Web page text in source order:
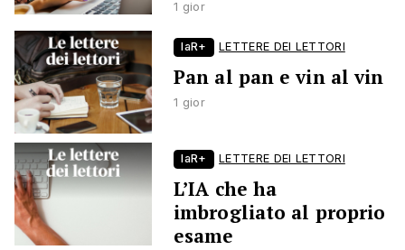
1 gior
laR+ LETTERE DEI LETTORI
Pan al pan e vin al vin
1 gior
laR+ LETTERE DEI LETTORI
L’IA che ha
imbrogliato al proprio
esame